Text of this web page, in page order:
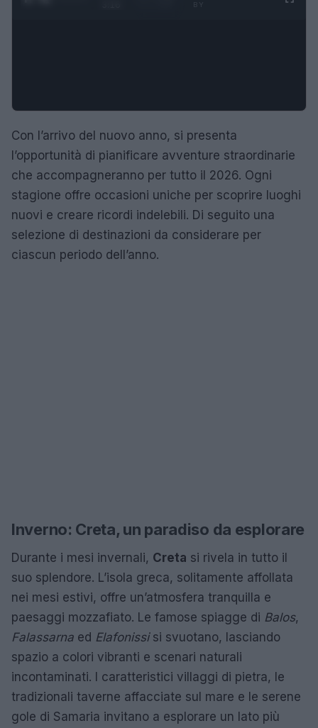
Con l’arrivo del nuovo anno, si presenta
l’opportunità di pianificare avventure straordinarie
che accompagneranno per tutto il 2026. Ogni
stagione offre occasioni uniche per scoprire luoghi
nuovi e creare ricordi indelebili. Di seguito una
selezione di destinazioni da considerare per
ciascun periodo dell’anno.
Inverno: Creta, un paradiso da esplorare
Durante i mesi invernali, Creta si rivela in tutto il
suo splendore. L’isola greca, solitamente affollata
nei mesi estivi, offre un’atmosfera tranquilla e
paesaggi mozzafiato. Le famose spiagge di Balos,
Falassarna ed Elafonissisi svuotano, lasciando
spazio a colori vibranti e scenari naturali
incontaminati. I caratteristici villaggi di pietra, le
tradizionali taverne affacciate sul mare e le serene
gole di Samaria invitano a esplorare un lato più